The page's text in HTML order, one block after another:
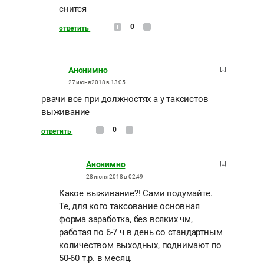
снится
ответить 0
Анонимно
27 июня 2018 в 13:05
рвачи все при должностях а у таксистов
выживание
ответить 0
Анонимно
28 июня 2018 в 02:49
Какое выживание?! Сами подумайте.
Те, для кого таксование основная
форма заработка, без всяких чм,
работая по 6-7 ч в день со стандартным
количеством выходных, поднимают по
50-60 т.р. в месяц.